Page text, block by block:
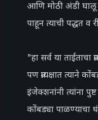
आणि मोठी अंडी घालू
पाहून त्याची पद्धत
"हा सर्व या
पण प्रत्यक्षात त्याने
इंजेक्शनांनी त्यांना
कोंबड्या पाळण्याचा